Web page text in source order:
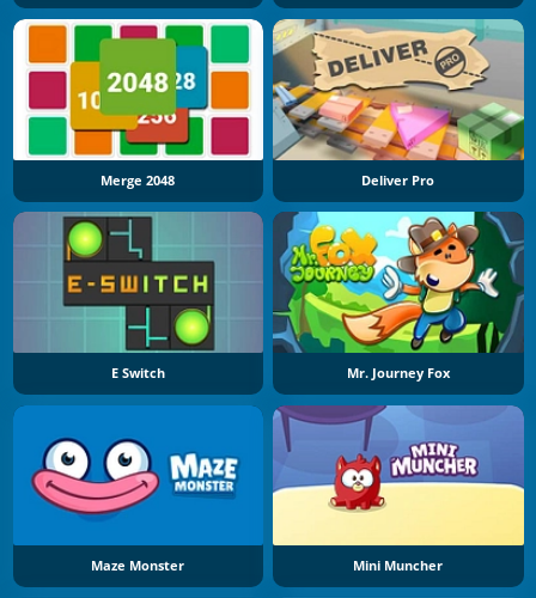
Merge 2048 Deliver Pro
E Switch Mr. Journey Fox
Maze Monster Mini Muncher